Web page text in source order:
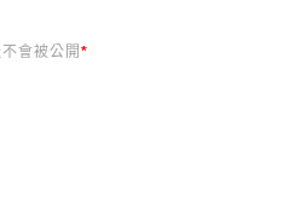
會被公開*